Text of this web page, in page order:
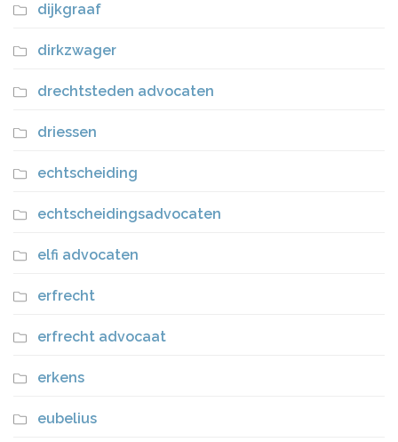
dijkgraaf
dirkzwager
drechtsteden advocaten
driessen
echtscheiding
echtscheidingsadvocaten
elfi advocaten
erfrecht
erfrecht advocaat
erkens
eubelius